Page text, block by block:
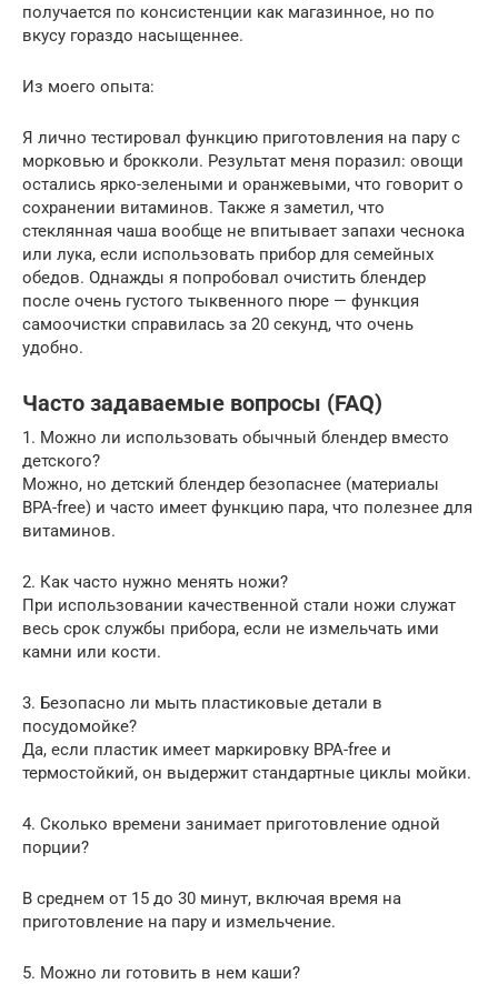
получается по консистенции как магазинное, но по
вкусу гораздо насыщеннее.
Из моего опыта:
Я лично тестировал функцию приготовления на пару с
морковью и брокколи. Результат меня поразил: овощи
остались ярко-зелеными и оранжевыми, что говорит о
сохранении витаминов. Также я заметил, что
стеклянная чаша вообще не впитывает запахи чеснока
или лука, если использовать прибор для семейных
обедов. Однажды я попробовал очистить блендер
после очень густого тыквенного пюре — функция
самоочистки справилась за 20 секунд, что очень
удобно.
Часто задаваемые вопросы (FAQ)
1. Можно ли использовать обычный блендер вместо
детского?
Можно, но детский блендер безопаснее (материалы
BPA-free) и часто имеет функцию пара, что полезнее для
витаминов.
2. Как часто нужно менять ножи?
При использовании качественной стали ножи служат
весь срок службы прибора, если не измельчать ими
камни или кости.
3. Безопасно ли мыть пластиковые детали в
посудомойке?
Да, если пластик имеет маркировку BPA-free и
термостойкий, он выдержит стандартные циклы мойки.
4. Сколько времени занимает приготовление одной
порции?
В среднем от 15 до 30 минут, включая время на
приготовление на пару и измельчение.
5. Можно ли готовить в нем каши?